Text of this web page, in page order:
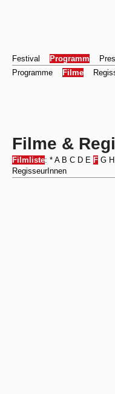
Festival Programm
Programme
Filme
Filme &
Filmliste: * A B C D E F G H
RegisseurInnen